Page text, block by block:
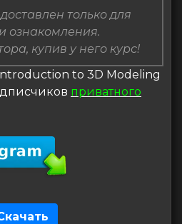
только для
ознакомления.
купив у него курс!
to 3D Modeling
приватного